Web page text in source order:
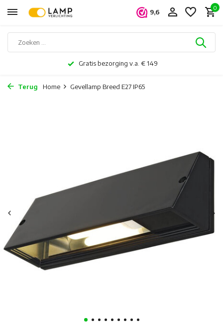
9,6
0
Gratis bezorging v.a. € 149
Terug Home Gevellamp Breed E27 IP65